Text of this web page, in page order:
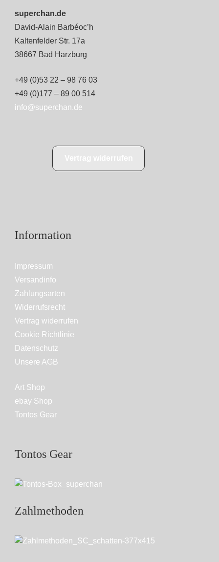
superchan.de
David-Alain Barbéoc’h
Kaltenfelder Str. 17a
38667 Bad Harzburg
+49 (0)53 22 – 98 76 03
+49 (0)177 – 89 00 514
info@superchan.de
Information
Impressum
Versandinfo
Zahlungsarten
Widerrufsrecht
Vertrag widerrufen
Cookie Richtlinie
Datenschutz
Unsere AGB
Art Shop
ebay Shop
Tontos Gear
Tontos Gear
Zahlmethoden